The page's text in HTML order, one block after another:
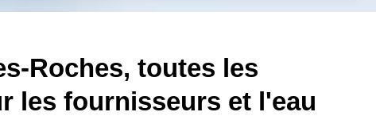
Roches, toutes les
les fournisseurs et l'eau